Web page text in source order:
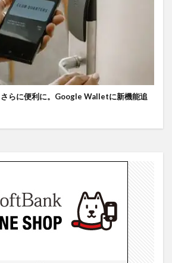
らに便利に。Google Walletに新機能追